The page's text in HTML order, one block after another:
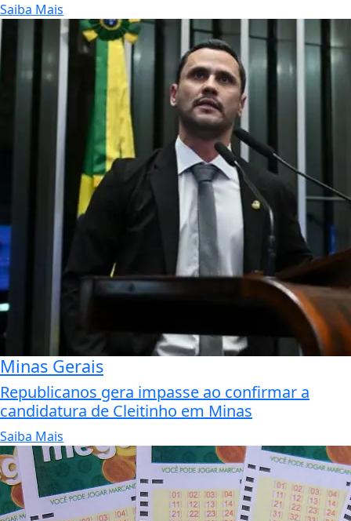
Saiba Mais
Minas Gerais
Republicanos gera impasse ao confirmar a
candidatura de Cleitinho em Minas
Saiba Mais